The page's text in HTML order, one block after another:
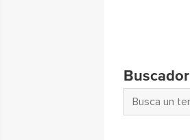
Buscador